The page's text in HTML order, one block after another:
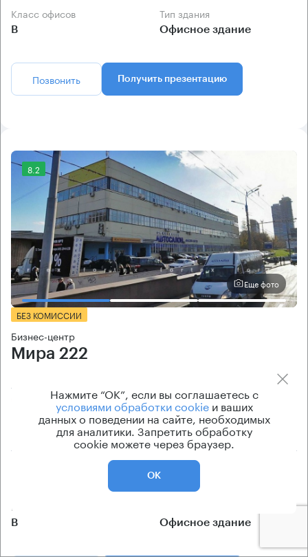
Класс офисов
B
Тип здания
Офисное здание
Позвонить Получить презентацию
8.2
Еще фото
БЕЗ КОМИССИИ
Бизнес-центр
Мира 222
Ростокино → 480 м ~5 мин
1.09 км → Будайская улица
История предложений Ставка арендной платы
B Офисное здание
Нажмите “ОК”, если вы соглашаетесь с
условиями обработки cookieи ваших
данных о поведении на сайте, необходимых
для аналитики. Запретить обработку
cookie можете через браузер.
ОК